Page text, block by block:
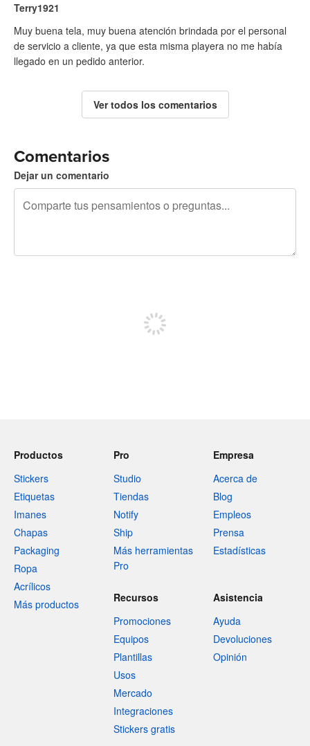
Terry1921
Muy buena tela, muy buena atención brindada por el personal
de servicio a cliente, ya que esta misma playera no me había
llegado en un pedido anterior.
Ver todos los comentarios
Comentarios
Dejar un comentario
Productos
Stickers
Etiquetas
Imanes
Chapas
Packaging
Ropa
Acrílicos
Más productos
Pro
Studio
Tiendas
Notify
Ship
Más herramientas
Pro
Empresa
Acerca de
Blog
Empleos
Prensa
Estadísticas
Recursos
Promociones
Equipos
Plantillas
Usos
Mercado
Integraciones
Stickers gratis
Asistencia
Ayuda
Devoluciones
Opinión